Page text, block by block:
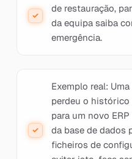
de restauração,
da equipa saiba
emergência.
Exemplo real:
perdeu o
para um novo
da base de dados
ficheiros de